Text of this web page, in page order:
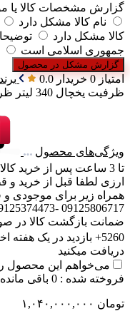
گزارش مشخصات کالا یا
نام کالا مشکل دارد
کالا مشکل دارد
جمهوری اسلامی است
گزارش مشکل در محصول
امتیاز 0 خریدار 0.0 برند
ظرفیت یخچال 340 لیتر
ویژگی‌های محصول
تا 3 ساعت پس از خرید کالا.
ارزی لطفا قبل از خرید
همراه زیر برای موجودی و
09125806717 -09125374473
ضمانت بازگشت کالا در
5260+ بازدید در یک هفته اخیر
دریافت میکنید
می‌خواهم این محصول
فروخته شده : 0 باقی
تومان